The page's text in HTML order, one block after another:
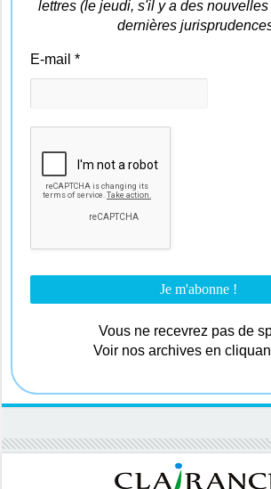
lettres (le jeudi, s'il y a des
dernières
E-mail*
Vous ne recevrez pas de
Voir nos archives en